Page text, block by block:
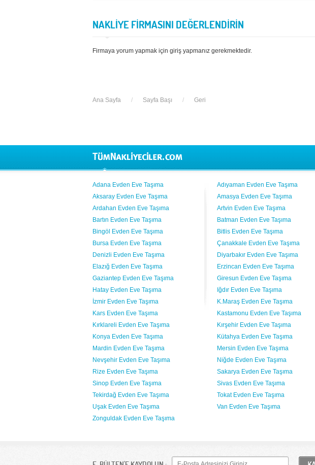
NAKLİYE FİRMASINI DEĞERLENDİRİN
Firmaya yorum yapmak için giriş yapmanız gerekmektedir.
Ana Sayfa / Sayfa Başı / Geri
Adana Evden Eve Taşıma Adıyaman Evden Eve Taşıma
Aksaray Evden Eve Taşıma
Amasya Evden Eve Taşıma
Ardahan Evden Eve Taşıma
Artvin Evden Eve Taşıma
Bartın Evden Eve Taşıma
Batman Evden Eve Taşıma
Bingöl Evden Eve Taşıma
Bitlis Evden Eve Taşıma
Bursa Evden Eve Taşıma
Çanakkale Evden Eve Taşıma
Denizli Evden Eve Taşıma
Diyarbakır Evden Eve Taşıma
Elazığ Evden Eve Taşıma
Erzincan Evden Eve Taşıma
Gaziantep Evden Eve Taşıma
Giresun Evden Eve Taşıma
Hatay Evden Eve Taşıma
Iğdır Evden Eve Taşıma
İzmir Evden Eve Taşıma
K.Maraş Evden Eve Taşıma
Kars Evden Eve Taşıma
Kastamonu Evden Eve Taşıma
Kırklareli Evden Eve Taşıma
Kırşehir Evden Eve Taşıma
Konya Evden Eve Taşıma
Kütahya Evden Eve Taşıma
Mardin Evden Eve Taşıma
Mersin Evden Eve Taşıma
Nevşehir Evden Eve Taşıma
Niğde Evden Eve Taşıma
Rize Evden Eve Taşıma
Sakarya Evden Eve Taşıma
Sinop Evden Eve Taşıma
Sivas Evden Eve Taşıma
Tekirdağ Evden Eve Taşıma
Tokat Evden Eve Taşıma
Uşak Evden Eve Taşıma
Van Evden Eve Taşıma
Zonguldak Evden Eve Taşıma